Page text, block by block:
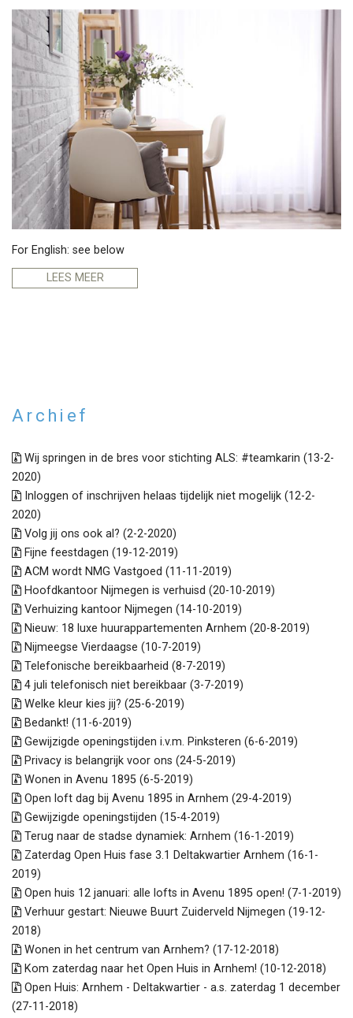
For English: see below
LEES MEER
Archief
Wij springen in de bres voor stichting ALS: #teamkarin (13-2-
2020)
Inloggen of inschrijven helaas tijdelijk niet mogelijk (12-2-
2020)
Volg jij ons ook al? (2-2-2020)
Fijne feestdagen (19-12-2019)
ACM wordt NMG Vastgoed (11-11-2019)
Hoofdkantoor Nijmegen is verhuisd (20-10-2019)
Verhuizing kantoor Nijmegen (14-10-2019)
Nieuw: 18 luxe huurappartementen Arnhem (20-8-2019)
Nijmeegse Vierdaagse (10-7-2019)
Telefonische bereikbaarheid (8-7-2019)
4 juli telefonisch niet bereikbaar (3-7-2019)
Welke kleur kies jij? (25-6-2019)
Bedankt! (11-6-2019)
Gewijzigde openingstijden i.v.m. Pinksteren (6-6-2019)
Privacy is belangrijk voor ons (24-5-2019)
Wonen in Avenu 1895 (6-5-2019)
Open loft dag bij Avenu 1895 in Arnhem (29-4-2019)
Gewijzigde openingstijden (15-4-2019)
Terug naar de stadse dynamiek: Arnhem (16-1-2019)
Zaterdag Open Huis fase 3.1 Deltakwartier Arnhem (16-1-
2019)
Open huis 12 januari: alle lofts in Avenu 1895 open! (7-1-2019)
Verhuur gestart: Nieuwe Buurt Zuiderveld Nijmegen (19-12-
2018)
Wonen in het centrum van Arnhem? (17-12-2018)
Kom zaterdag naar het Open Huis in Arnhem! (10-12-2018)
Open Huis: Arnhem - Deltakwartier - a.s. zaterdag 1 december
(27-11-2018)